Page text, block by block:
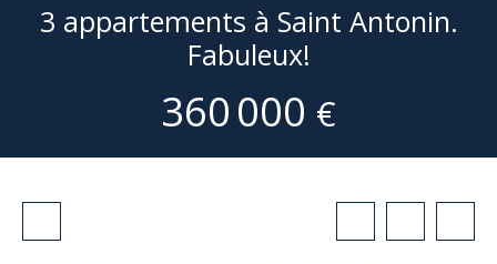
3 appartements à Saint Antonin.
Fabuleux!
360 000 €